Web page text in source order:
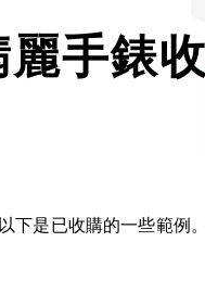
手錶
下是已收購的一些範例